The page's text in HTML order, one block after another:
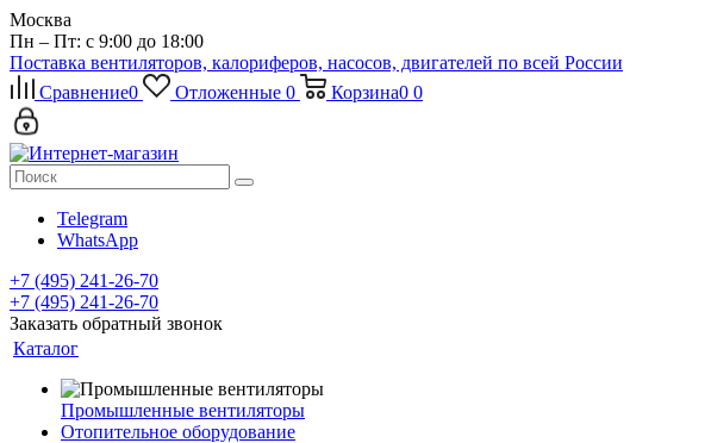
Москва
Пн – Пт: с 9:00 до 18:00
Поставка вентиляторов, калориферов, насосов, двигателей по всей России
Сравнение0 Отложенные 0 Корзина0 0
Telegram
WhatsApp
+7 (495) 241-26-70
+7 (495) 241-26-70
Заказать обратный звонок
Каталог
Промышленные вентиляторы
Отопительное оборудование